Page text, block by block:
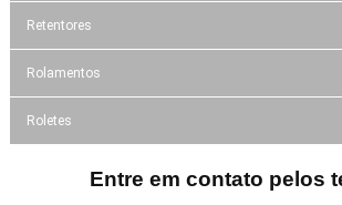
Retentores
Rolamentos
Roletes
Entre em contato pelos